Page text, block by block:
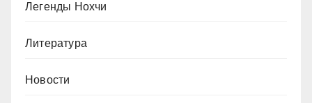
Легенды Нохчи
Литература
Новости